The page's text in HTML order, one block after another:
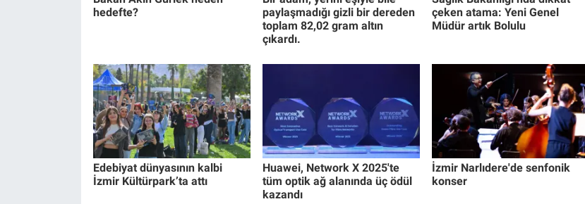
hedefte?
paylaşmadığı gizli bir dereden
toplam 82,02 gram altın
çıkardı.
çeken atama: Yeni Genel
Müdür artık Bolulu
Edebiyat dünyasının kalbi
İzmir Kültürpark’ta attı
Huawei, Network X 2025'te
tüm optik ağ alanında üç ödül
kazandı
İzmir Narlıdere'de senfonik
konser